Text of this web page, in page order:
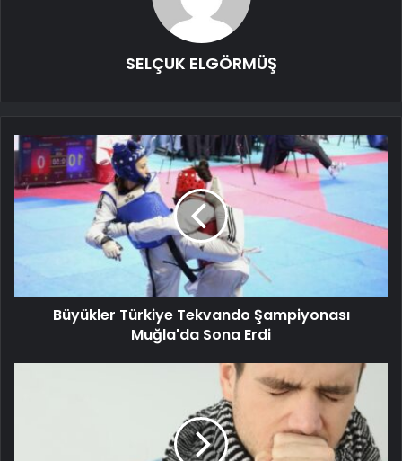
SELÇUK ELGÖRMÜŞ
Büyükler Türkiye Tekvando Şampiyonası
Muğla'da Sona Erdi